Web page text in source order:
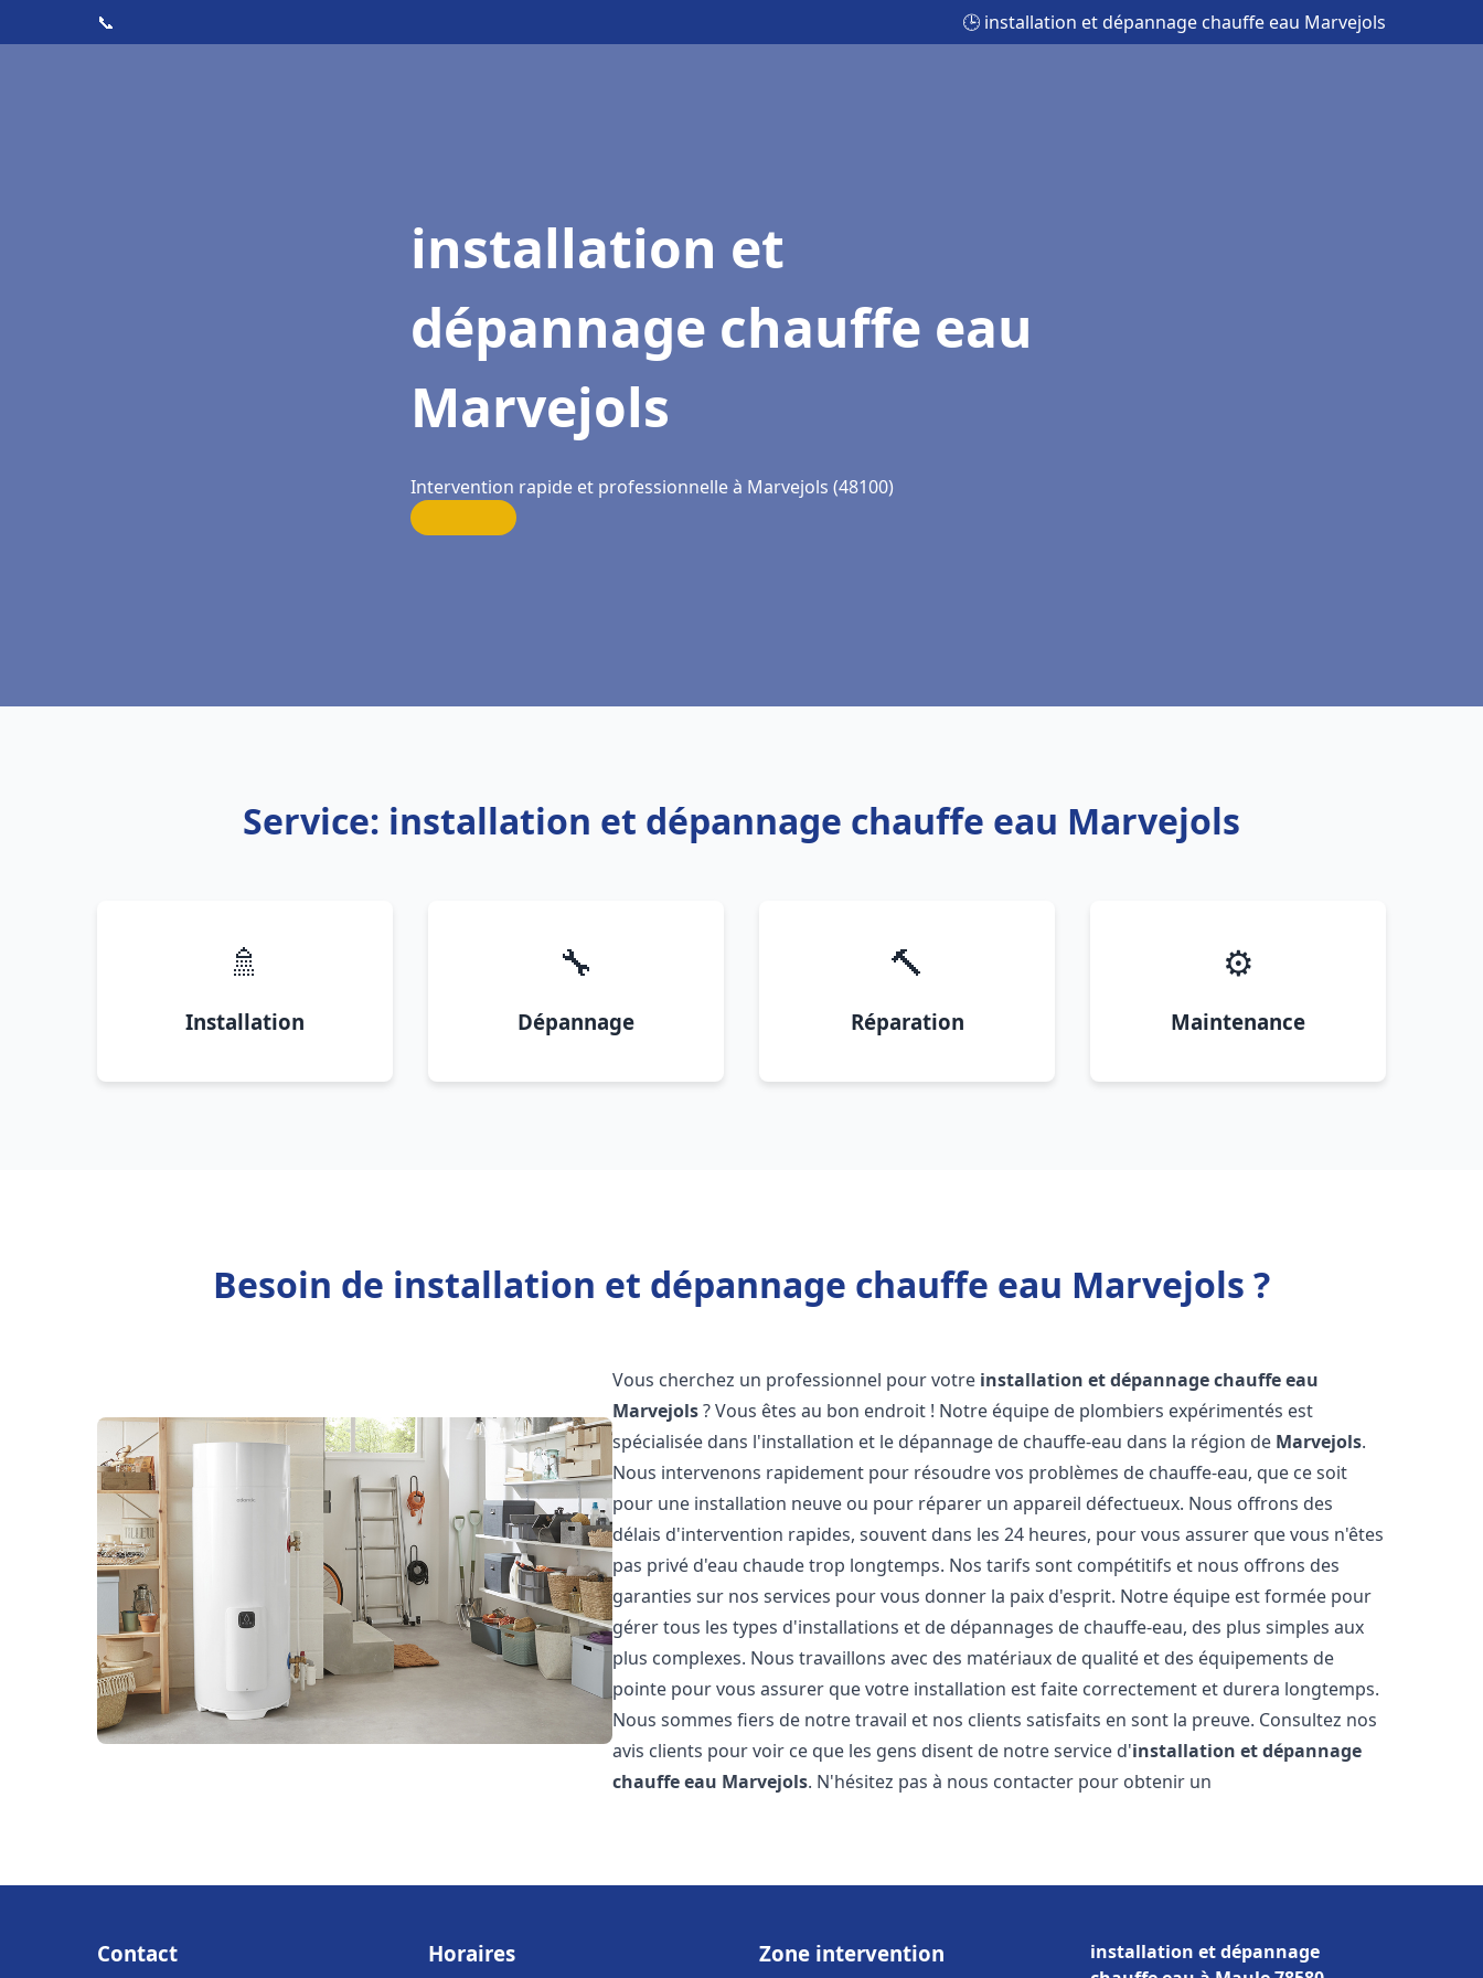
📞 🕒 installation et dépannage chauffe eau Marvejols
installation et
dépannage chauffe eau
Marvejols
Intervention rapide et professionnelle à Marvejols (48100)
Service: installation et dépannage chauffe eau Marvejols
🚿
Installation
🔧
Dépannage
🔨
Réparation
⚙️
Maintenance
Besoin de installation et dépannage chauffe eau Marvejols ?
Vous cherchez un professionnel pour votre installation et dépannage chauffe eau
Marvejols? Vous êtes au bon endroit ! Notre équipe de plombiers expérimentés est
spécialisée dans l'installation et le dépannage de chauffe-eau dans la région de Marvejols.
Nous intervenons rapidement pour résoudre vos problèmes de chauffe-eau, que ce soit
pour une installation neuve ou pour réparer un appareil défectueux. Nous offrons des
délais d'intervention rapides, souvent dans les 24 heures, pour vous assurer que vous n'êtes
pas privé d'eau chaude trop longtemps. Nos tarifs sont compétitifs et nous offrons des
garanties sur nos services pour vous donner la paix d'esprit. Notre équipe est formée pour
gérer tous les types d'installations et de dépannages de chauffe-eau, des plus simples aux
plus complexes. Nous travaillons avec des matériaux de qualité et des équipements de
pointe pour vous assurer que votre installation est faite correctement et durera longtemps.
Nous sommes fiers de notre travail et nos clients satisfaits en sont la preuve. Consultez nos
avis clients pour voir ce que les gens disent de notre service d'installation et dépannage
chauffe eau Marvejols. N'hésitez pas à nous contacter pour obtenir un
Contact Horaires Zone intervention
installation et dépannage